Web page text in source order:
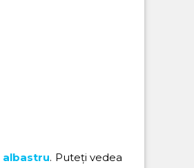
albastru. Puteți vedea